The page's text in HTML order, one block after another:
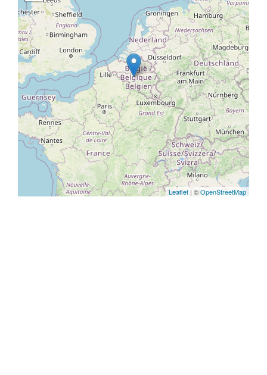
Leaflet | ©OpenStreetMap